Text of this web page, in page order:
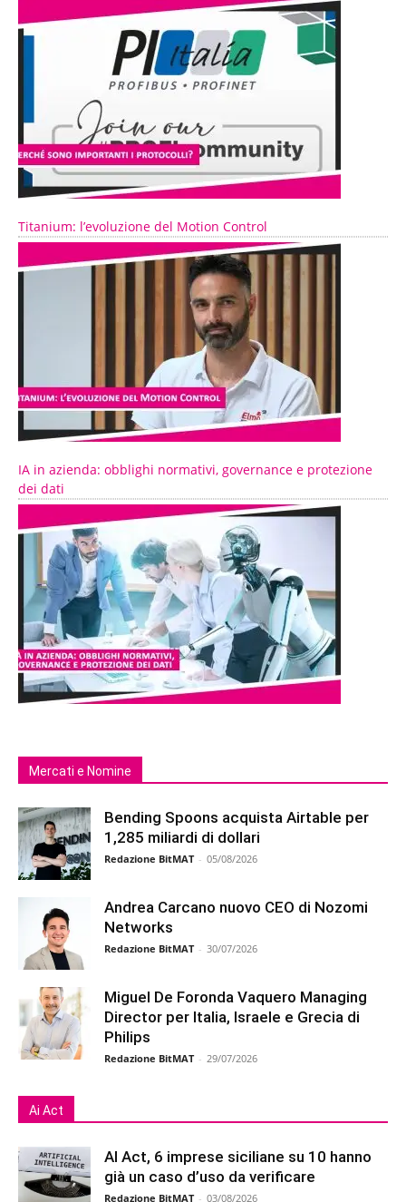
Titanium: l’evoluzione del Motion Control
IA in azienda: obblighi normativi, governance e protezione
dei dati
Mercati e Nomine
Bending Spoons acquista Airtable per
1,285 miliardi di dollari
Redazione BitMAT - 05/08/2026
Andrea Carcano nuovo CEO di Nozomi
Networks
Redazione BitMAT - 30/07/2026
Miguel De Foronda Vaquero Managing
Director per Italia, Israele e Grecia di
Philips
Redazione BitMAT - 29/07/2026
Ai Act
AI Act, 6 imprese siciliane su 10 hanno
già un caso d’uso da verificare
Redazione BitMAT - 03/08/2026